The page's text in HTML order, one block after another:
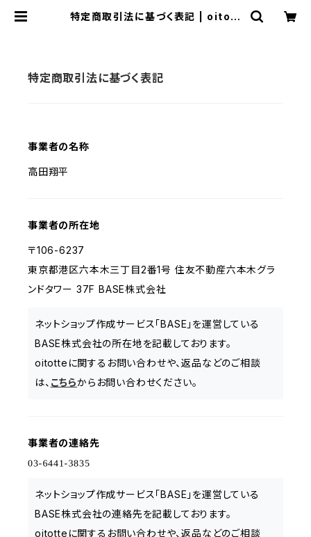
特定商取引法に基づく表記 | oitott
特定商取引法に基づく表記
事業者の名称
高田翔平
事業者の所在地
〒106-6237
東京都港区六本木三丁目2番1号 住友不動産六本木グラ
ンドタワー 37F BASE株式会社
ネットショップ作成サービス「BASE」を運営している
BASE株式会社の所在地を記載しております。
oitotteに関するお問い合わせや、返品などのご相談
は、 こちらからお問い合わせください。
事業者の連絡先
ネットショップ作成サービス「BASE」を運営している
BASE株式会社の連絡先を記載しております。
oitotteに関するお問い合わせや、返品などのご相談